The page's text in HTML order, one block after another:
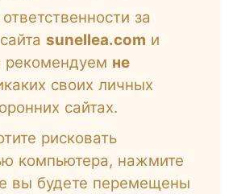
за
sunellea.com и
рекомендуем не
своих личных
сайтах.
рисковать
компьютера, нажмите
вы будете перемещены